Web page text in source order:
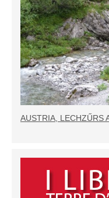
AUSTRIA, LECHZŰRS